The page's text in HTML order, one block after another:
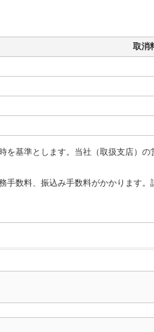
取消
基準とします。当社（取扱支店）
数料、振込み手数料がかかります。